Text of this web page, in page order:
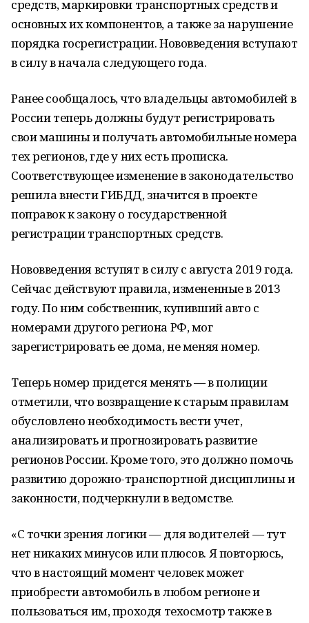
средств, маркировки транспортных средств и
основных их компонентов, а также за нарушение
порядка госрегистрации. Нововведения вступают
в силу в начала следующего года.
Ранее сообщалось, что владельцы автомобилей в
России теперь должны будут регистрировать
свои машины и получать автомобильные номера
тех регионов, где у них есть прописка.
Соответствующее изменение в законодательство
решила внести ГИБДД, значится в проекте
поправок к закону о государственной
регистрации транспортных средств.
Нововведения вступят в силу с августа 2019 года.
Сейчас действуют правила, измененные в 2013
году. По ним собственник, купивший авто с
номерами другого региона РФ, мог
зарегистрировать ее дома, не меняя номер.
Теперь номер придется менять — в полиции
отметили, что возвращение к старым правилам
обусловлено необходимость вести учет,
анализировать и прогнозировать развитие
регионов России. Кроме того, это должно помочь
развитию дорожно-транспортной дисциплины и
законности, подчеркнули в ведомстве.
«С точки зрения логики — для водителей — тут
нет никаких минусов или плюсов. Я повторюсь,
что в настоящий момент человек может
приобрести автомобиль в любом регионе и
пользоваться им, проходя техосмотр также в